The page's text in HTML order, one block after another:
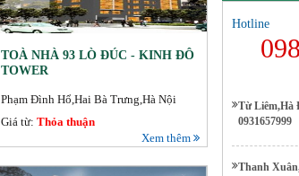
TOÀ NHÀ 93 LÒ ĐÚC - KINH ĐÔ
TOWER
Phạm Đình Hổ,Hai Bà Trưng,Hà Nội
Giá từ: Thỏa thuận
Xem thêm
Hotline
Từ Liêm,Hà
0931657999
Thanh